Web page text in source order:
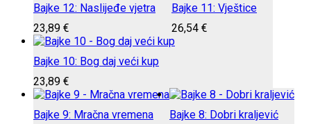
Bajke 12: Naslijeđe vjetra
23,89 €
Bajke 11: Vještice
26,54 €
Bajke 10: Bog daj veći kup
23,89 €
Bajke 9: Mračna vremena
Bajke 8: Dobri kraljević